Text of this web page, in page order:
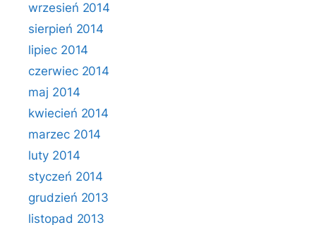
wrzesień 2014
sierpień 2014
lipiec 2014
czerwiec 2014
maj 2014
kwiecień 2014
marzec 2014
luty 2014
styczeń 2014
grudzień 2013
listopad 2013